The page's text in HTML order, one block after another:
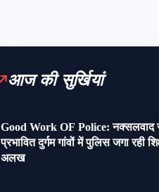
आज की सुर्खियां
Good Work OF Police: नक्सलवाद
प्रभावित दुर्गम गांवों में पुलिस जगा रही
अलख